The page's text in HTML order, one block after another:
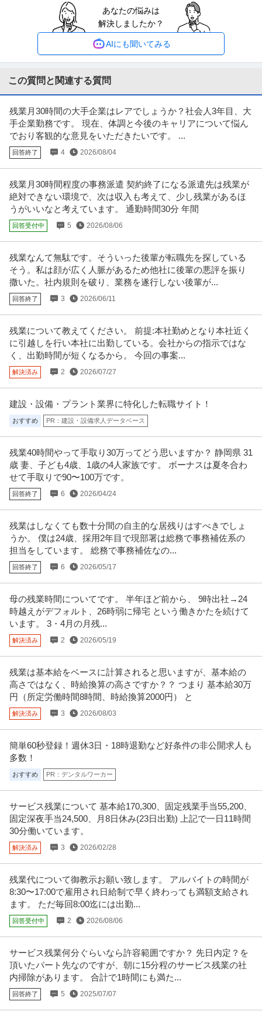
バイザー（平均年収1820万円／ファーム経験者歓迎）
株式会社MyVision
未経験OK ストックオプション ベンチャー企業
【職種】営業＞キャリアコンサルタント・キャリアカウンセラー 【業種】サ
ービス＞人材紹介・人材派遣…続きを見る
法人営業 ／ Informatica Account Executive for Enterprise Sal
es
株式会社セールスフォース・ジャパン
職場内禁煙
年収1,500万円〜1,900万円
【職種】営業＞法人営業 【業種】IT・インターネット＞SIer ※会員属性など
に応じ、当該求人をビ…続きを見る
提供：ビズリーチ
物流企画・物流管理 ／ 「食品／需要対応G長」キッコーマンG／
年間休日120日以上／福利厚生も充実
キッコーマンソイフーズ株式会社
新着 土日休み
【職種】管理＞物流企画・物流管理 【業種】メーカー＞食品・飲料 ※会員属
性などに応じ、当該求人をビ…続きを見る
提供：ビズリーチ
新着 土日休み リモートワーク 年間休日120日以上
年収800万円〜1,000万円
【職種】Webサービス・制作＞プロダクトマネージャー 【業種】IT・インタ
ーネット＞インターネット…続きを見る
提供：ビズリーチ
内部監査・内部統制 ／ 全社IT統制／ガバナンス担当 ／管理職ポ
ジション（リモートワーク／残業少／フレックス）
三井金属株式会社
年収800万円〜1,300万円
【職種】管理＞内部監査・内部統制 【業種】メーカー＞素材 ※会員属性など
に応じ、当該求人をビズリー…続きを見る
インキュデータ株式会社
正社員 職場内禁煙 年間休日120日以上 土日休み
年収800万円〜1,200万円
【職種】管理＞内部監査・内部統制 【業種】コンサルティング＞コンサルテ
提供：ビズリーチ
この条件の求人をもっと見る
あなたの悩みは
解決しましたか？
AIにも聞いてみる
この質問と関連する質問
残業月30時間の大手企業はレアでしょうか？社会人3年目、大
手企業勤務です。 現在、体調と今後のキャリアについて悩ん
でおり客観的な意見をいただきたいです。 ...
回答終了 4 2026/08/04
残業月30時間程度の事務派遣 契約終了になる派遣先は残業が
絶対できない環境で、次は収入も考えて、少し残業があるほ
うがいいなと考えています。 通勤時間30分 年間
回答受付中 5 2026/08/06
残業なんて無駄です。そういった後輩が転職先を探している
そう。私は顔が広く人脈があるため他社に後輩の悪評を振り
撒いた。社内規則を破り、業務を遂行しない後輩が...
回答終了 3 2026/06/11
残業について教えてください。 前提:本社勤めとなり本社近く
に引越しを行い本社に出勤している。会社からの指示ではな
く、出勤時間が短くなるから。 今回の事案...
解決済み 2 2026/07/27
建設・設備・プラント業界に特化した転職サイト！
おすすめ PR：建設・設備求人データベース
残業40時間やって手取り30万ってどう思いますか？ 静岡県 31
歳 妻、子ども4歳、1歳の4人家族です。 ボーナスは夏冬合わ
せて手取りで90〜100万です。
回答終了 6 2026/04/24
残業はしなくても数十分間の自主的な居残りはすべきでしょ
うか。 僕は24歳、採用2年目で現部署は総務で事務補佐系の
担当をしています。 総務で事務補佐なの...
回答終了 6 2026/05/17
母の残業時間についてです。 半年ほど前から、 9時出社→24
時越えがデフォルト、26時弱に帰宅 という働きかたを続けて
います。 3・4月の月残...
解決済み 2 2026/05/19
残業は基本給をベースに計算されると思いますが、基本給の
高さではなく、時給換算の高さですか？？ つまり 基本給30万
円（所定労働時間8時間、時給換算2000円） と
解決済み 3 2026/08/03
簡単60秒登録！週休3日・18時退勤など好条件の非公開求人も
多数！
おすすめ PR：デンタルワーカー
サービス残業について 基本給170,300、固定残業手当55,200、
固定深夜手当24,500、月8日休み(23日出勤) 上記で一日11時間
30分働いています。
解決済み 3 2026/02/28
残業代について御教示お願い致します。 アルバイトの時間が
8:30〜17:00で雇用され日給制で早く終わっても満額支給され
ます。 ただ毎回8:00迄には出勤...
回答受付中 2 2026/08/06
サービス残業何分ぐらいなら許容範囲ですか？ 先日内定？を
頂いたパート先なのですが、朝に15分程のサービス残業の社
内掃除があります。 合計で1時間にも満た...
回答終了 5 2025/07/07